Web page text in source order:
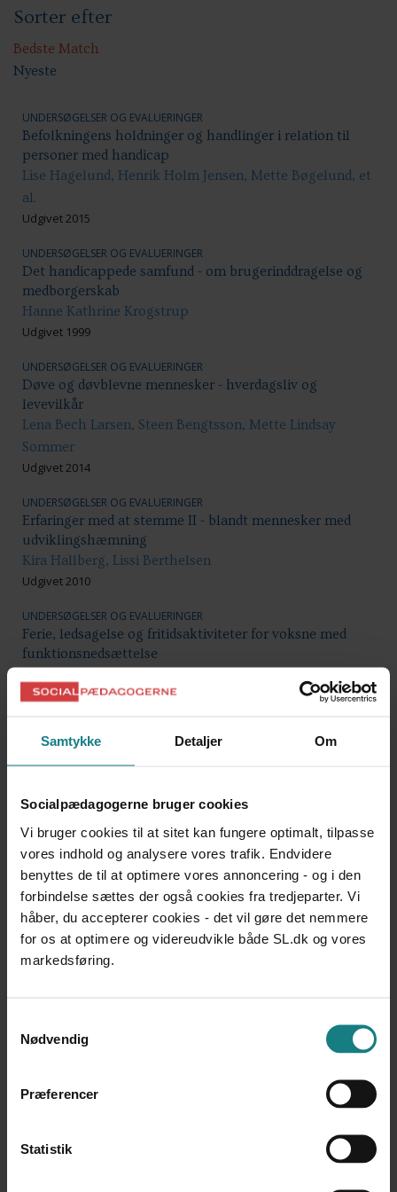
Samtykke Detaljer Om
Socialpædagogerne bruger cookies
Vi bruger cookies til at sitet kan fungere optimalt, tilpasse
vores indhold og analysere vores trafik. Endvidere
benyttes de til at optimere vores annoncering - og i den
forbindelse sættes der også cookies fra tredjeparter. Vi
håber, du accepterer cookies - det vil gøre det nemmere
for os at optimere og videreudvikle både SL.dk og vores
markedsføring.
Nødvendig
Præferencer
Statistik
Sorter efter
Bedste Match
Nyeste
UNDERSØGELSER OG EVALUERINGER
Befolkningens holdninger og handlinger i relation til
personer med handicap
Lise Hagelund, Henrik Holm Jensen, Mette Bøgelund, et
al.
Udgivet 2015
UNDERSØGELSER OG EVALUERINGER
Det handicappede samfund - om brugerinddragelse og
medborgerskab
Hanne Kathrine Krogstrup
Udgivet 1999
UNDERSØGELSER OG EVALUERINGER
Døve og døvblevne mennesker - hverdagsliv og
levevilkår
Lena Bech Larsen, Steen Bengtsson, Mette Lindsay
Sommer
Udgivet 2014
UNDERSØGELSER OG EVALUERINGER
Erfaringer med at stemme II - blandt mennesker med
udviklingshæmning
Kira Hallberg, Lissi Berthelsen
Udgivet 2010
UNDERSØGELSER OG EVALUERINGER
Ferie, ledsagelse og fritidsaktiviteter for voksne med
funktionsnedsættelse
Udgivet 2014
FN’s konvention om rettigheder for personer med
handicap – Danmarks første rapport til FN’s
henblik på at efterleve opfyldelsen af FN-konventionen
af 13. december 2006 om rettigheder for personer med
handicap
Socialministeriet
Udgivet 2011
UNDERSØGELSER OG EVALUERINGER
Foranalyse til holdningsstrategi
Det Centrale Handicapråd
Handicap og foreningsliv 2009. - Muligheder og
barrierer for inklusion af mennesker med handicap i
Martin Sandø
UNDERSØGELSER OG EVALUERINGER
Handicap og frivillighed. En analyse af handicappedes